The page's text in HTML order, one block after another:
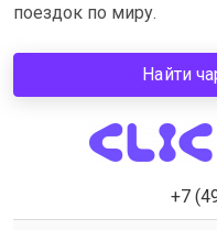
поездок по миру.
Найти
+7